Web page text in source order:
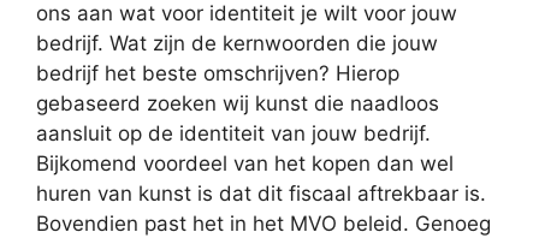
ons aan wat voor identiteit je wilt voor jouw
bedrijf. Wat zijn de kernwoorden die jouw
bedrijf het beste omschrijven? Hierop
gebaseerd zoeken wij kunst die naadloos
aansluit op de identiteit van jouw bedrijf.
Bijkomend voordeel van het kopen dan wel
huren van kunst is dat dit fiscaal aftrekbaar is.
Bovendien past het in het MVO beleid. Genoeg